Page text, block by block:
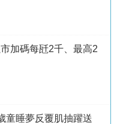
加碼每瓩2千、最高2
童睡夢反覆肌抽躍送